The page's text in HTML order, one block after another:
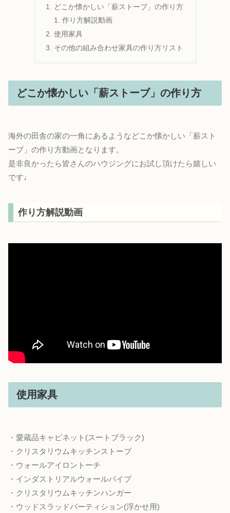
どこか懐かしい「薪ストーブ」の作り方
作り方解説動画
使用家具
その他の組み合わせ家具の作り方リスト
どこか懐かしい「薪ストーブ」の作り方
海外の田舎の家の一角にあるようなどこか懐かしい「薪スト
ーブ」の作り方動画となります。
是非良かったら皆さんのハウジングにお試し頂けたら嬉しい
です♩
作り方解説動画
使用家具
・愛蔵品キャビネット(スートブラック)
・クリスタリウムキッチンストーブ
・ウォールアイロントーチ
・インダストリアルウォールパイプ
・クリスタリウムキッチンハンガー
・ウッドスラッドパーティション(浮かせ用)